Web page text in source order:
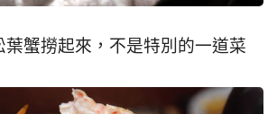
蟹撈起來，不是特別的一道菜